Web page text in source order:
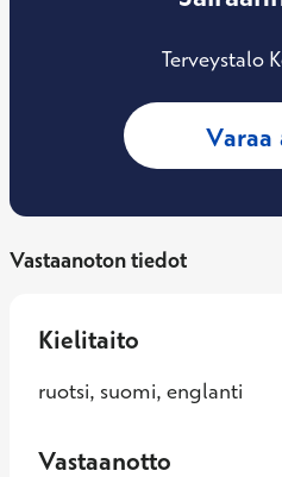
Terveystalo
Varaa
Vastaanoton tiedot
Kielitaito
ruotsi, suomi, englanti
Vastaanotto